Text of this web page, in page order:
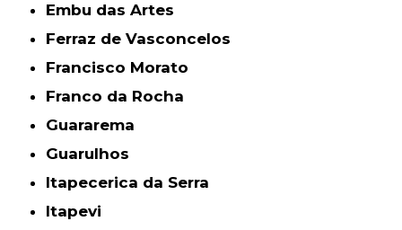
Embu das Artes
Ferraz de Vasconcelos
Francisco Morato
Franco da Rocha
Guararema
Guarulhos
Itapecerica da Serra
Itapevi